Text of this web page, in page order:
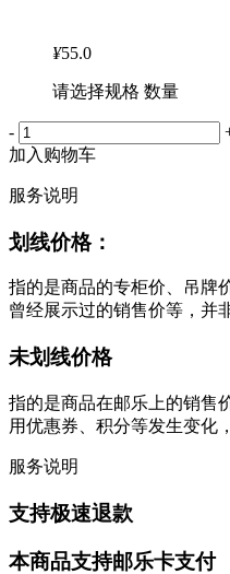
¥55.0
请选择规格 数量
-
加入购物车
服务说明
划线价格：
指的是商品的专柜价、吊牌
曾经展示过的销售价等，并
未划线价格
指的是商品在邮乐上的销售
用优惠券、积分等发生变化
服务说明
支持极速退款
本商品支持邮乐卡支付